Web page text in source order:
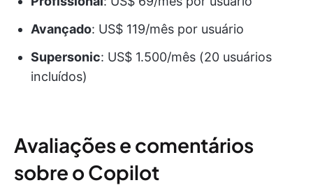
Avançado: US$ 119/mês por usuário
Supersonic: US$ 1.500/mês (20 usuários
incluídos)
Avaliações e comentários
sobre o Copilot